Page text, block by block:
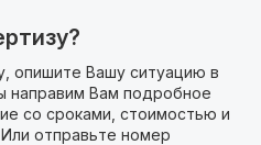
опишите Вашу ситуацию в
направим Вам подробное
cо сроками, стоимостью и
отправьте номер